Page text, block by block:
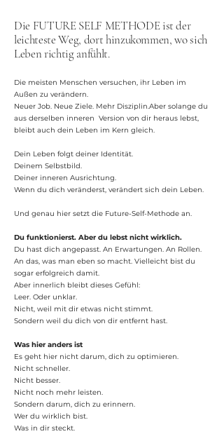
Die FUTURE SELF METHODE ist der
leichteste Weg, dort hinzukommen, wo sich
Leben richtig anfühlt.
Die meisten Menschen versuchen, ihr Leben im
Außen zu verändern.
Neuer Job. Neue Ziele. Mehr Disziplin.Aber solange du
aus derselben inneren Version von dir heraus lebst,
bleibt auch dein Leben im Kern gleich.
Dein Leben folgt deiner Identität.
Deinem Selbstbild.
Deiner inneren Ausrichtung.
Wenn du dich veränderst, verändert sich dein Leben.
Und genau hier setzt die Future-Self-Methode an.
Du funktionierst. Aber du lebst nicht wirklich.
Du hast dich angepasst. An Erwartungen. An Rollen.
An das, was man eben so macht. Vielleicht bist du
sogar erfolgreich damit.
Aber innerlich bleibt dieses Gefühl:
Leer. Oder unklar.
Nicht, weil mit dir etwas nicht stimmt.
Sondern weil du dich von dir entfernt hast.
Was hier anders ist
Es geht hier nicht darum, dich zu optimieren.
Nicht schneller.
Nicht besser.
Nicht noch mehr leisten.
Sondern darum, dich zu erinnern.
Wer du wirklich bist.
Was in dir steckt.